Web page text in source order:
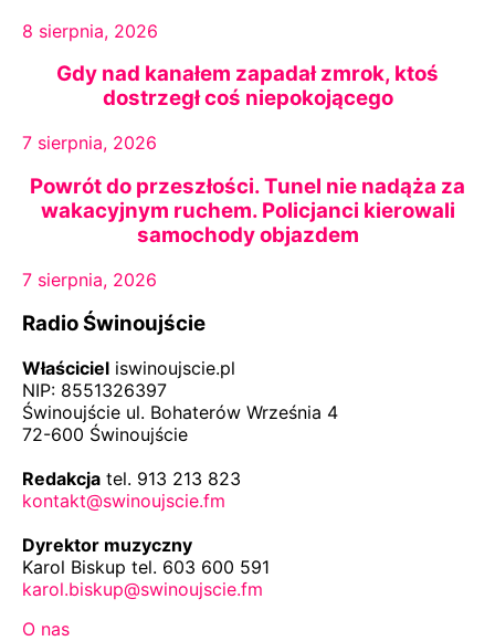
8 sierpnia, 2026
Gdy nad kanałem zapadał zmrok, ktoś
dostrzegł coś niepokojącego
7 sierpnia, 2026
Powrót do przeszłości. Tunel nie nadąża za
wakacyjnym ruchem. Policjanci kierowali
samochody objazdem
7 sierpnia, 2026
Radio Świnoujście
Właściciel iswinoujscie.pl
NIP: 8551326397
Świnoujście ul. Bohaterów Września 4
72-600 Świnoujście
Redakcja tel. 913 213 823
kontakt@swinoujscie.fm
Dyrektor muzyczny
Karol Biskup tel. 603 600 591
karol.biskup@swinoujscie.fm
O nas